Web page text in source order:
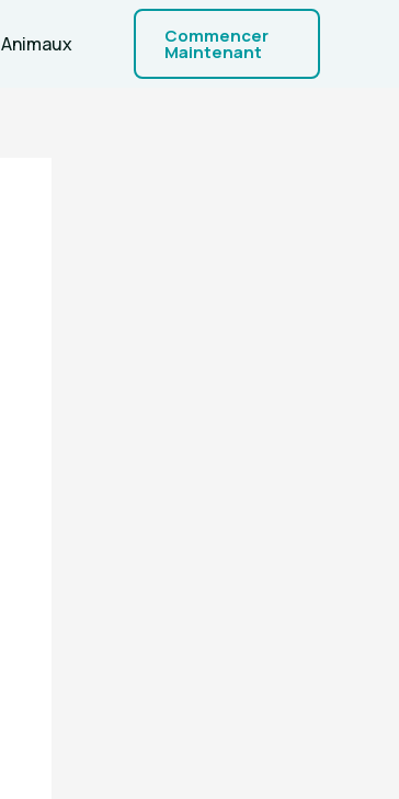
Animaux Commencer
Maintenant